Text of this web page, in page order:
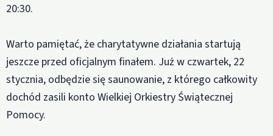
20:30.
Warto pamiętać, że charytatywne działania startują
jeszcze przed oficjalnym finałem. Już w czwartek, 22
stycznia, odbędzie się saunowanie, z którego całkowity
dochód zasili konto Wielkiej Orkiestry Świątecznej
Pomocy.